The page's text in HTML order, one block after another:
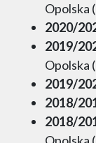
Opolska
2020/
2019/
Opolska
2019/
2018/
2018/